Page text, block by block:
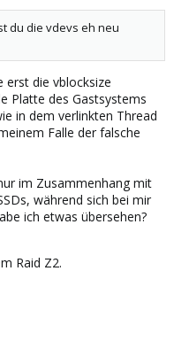
du die vdevs eh neu
erst die vblocksize
Platte des Gastsystems
in dem verlinkten Thread
Falle der falsche
im Zusammenhang mit
während sich bei mir
ich etwas übersehen?
Raid Z2.